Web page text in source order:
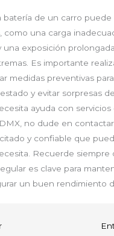
batería de un carro
como una carga
una exposición
Es importante
medidas preventivas
y evitar sorpresas
ayuda con servicios
no dude en
y confiable que
Recuerde siempre
es clave para
un buen rendimiento